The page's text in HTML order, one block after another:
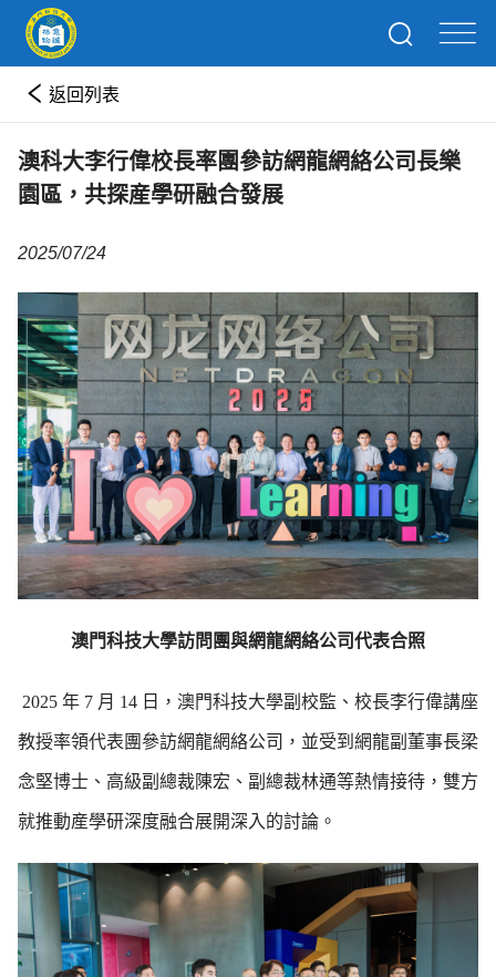
返回列表
澳科大李行偉校長率團參訪網龍網絡公司長樂
園區，共探産學研融合發展
2025/07/24
澳門科技大學訪問團與網龍網絡公司代表合照
2025 年 7 月 14 日，澳門科技大學副校監、校長李行偉講座
教授率領代表團參訪網龍網絡公司，並受到網龍副董事長梁
念堅博士、高級副總裁陳宏、副總裁林通等熱情接待，雙方
就推動産學研深度融合展開深入的討論。